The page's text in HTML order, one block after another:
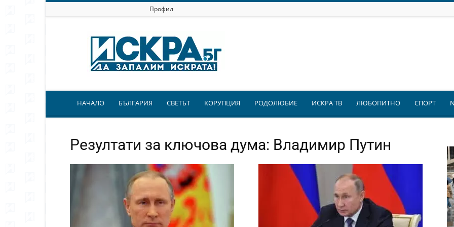
Профил
Искра.бг
НАЧАЛО БЪЛГАРИЯ СВЕТЪТ КОРУПЦИЯ РОДОЛЮБИЕ ИСКРА ТВ ЛЮБОПИТНО СПОРТ
Резултати за ключова дума: Владимир Путин